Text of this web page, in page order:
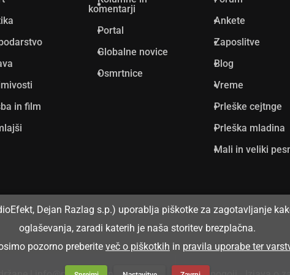
in film
komentarji
Portal
Globalne novice
Osmrtnice
Ankete
Zaposlitve
Blog
Vreme
Prleške cejtnge
Prleška mladina
Mali in veliki
Dejan Razlag s.p.) uporablja piškotke za zagotavljanje
oglaševanja, zaradi katerih je naša storitev brezplačna.
pozorno preberite več o piškotkih in pravila uporabe ter